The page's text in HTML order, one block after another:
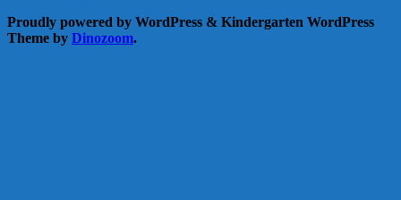
Proudly powered by WordPress & Kindergarten WordPress
Theme by Dinozoom.